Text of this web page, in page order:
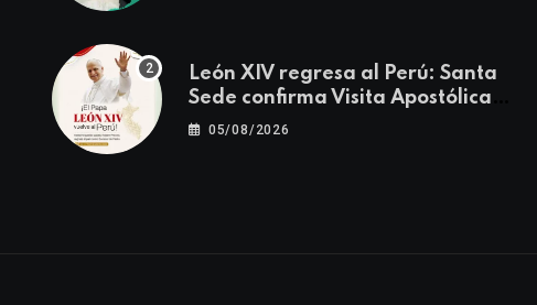
León XIV regresa al Perú: Santa
Sede confirma Visita Apostólica
del 11 al 17 de noviembre
05/08/2026